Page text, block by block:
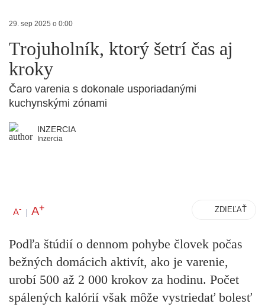
29. sep 2025 o 0:00
Trojuholník, ktorý šetrí čas aj
kroky
Čaro varenia s dokonale usporiadanými
kuchynskými zónami
INZERCIA
Inzercia
A- | A+ ZDIEĽAŤ
Podľa štúdií o dennom pohybe človek počas
bežných domácich aktivít, ako je varenie,
urobí 500 až 2 000 krokov za hodinu. Počet
spálených kalórií však môže vystriedať bolesť